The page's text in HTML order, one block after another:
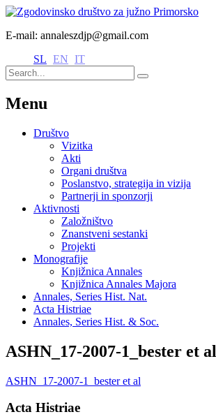
E-mail: annaleszdjp@gmail.com
SL EN IT
Menu
Društvo
Vizitka
Akti
Organi društva
Poslanstvo, strategija in vizija
Partnerji in sponzorji
Aktivnosti
Založništvo
Znanstveni sestanki
Projekti
Monografije
Knjižnica Annales
Knjižnica Annales Majora
Annales, Series Hist. Nat.
Acta Histriae
Annales, Series Hist. & Soc.
ASHN_17-2007-1_bester et al
ASHN_17-2007-1_bester et al
Acta Histriae